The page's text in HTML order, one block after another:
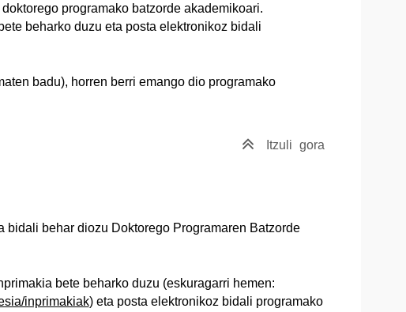
programako batzorde akademikoari.
bete beharko duzu eta posta elektronikoz bidali
badu), horren berri emango dio programako
Itzuli gora
behar diozu Doktorego Programaren Batzorde
bete beharko duzu (eskuragarri hemen:
inprimakiak) eta posta elektronikoz bidali programako